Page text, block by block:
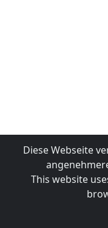
Diese Webseite
This website